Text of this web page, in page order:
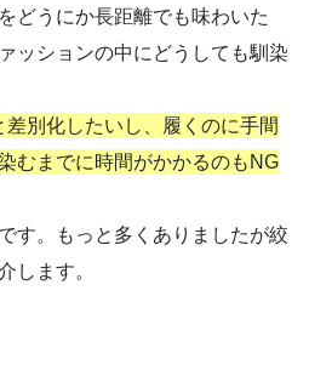
どうにか長距離でも味わいた
ッションの中にどうしても馴染
差別化したいし、履くのに手間
むまでに時間がかかるのもNG
す。もっと多くありましたが絞
します。